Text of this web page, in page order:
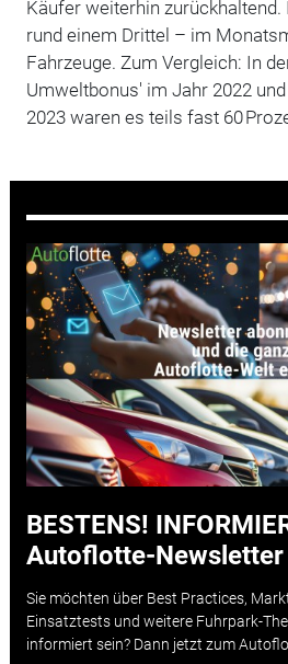
Käufer weiterhin zurückhaltend.
rund einem Drittel – im
Fahrzeuge. Zum Vergleich: In
Umweltbonus' im Jahr 2022
2023 waren es teils fast 60
BESTENS!
Autoflotte-Newsletter
Sie möchten über Best Practices,
Einsatztests und weitere Fuhrpark-
informiert sein? Dann jetzt zum